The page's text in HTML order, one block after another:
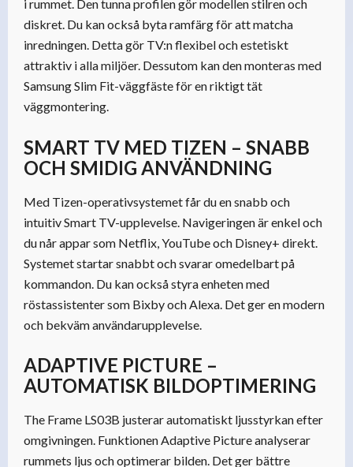
i rummet. Den tunna profilen gör modellen stilren och
diskret. Du kan också byta ramfärg för att matcha
inredningen. Detta gör TV:n flexibel och estetiskt
attraktiv i alla miljöer. Dessutom kan den monteras med
Samsung Slim Fit-väggfäste för en riktigt tät
väggmontering.
SMART TV MED TIZEN – SNABB
OCH SMIDIG ANVÄNDNING
Med Tizen-operativsystemet får du en snabb och
intuitiv Smart TV-upplevelse. Navigeringen är enkel och
du når appar som Netflix, YouTube och Disney+ direkt.
Systemet startar snabbt och svarar omedelbart på
kommandon. Du kan också styra enheten med
röstassistenter som Bixby och Alexa. Det ger en modern
och bekväm användarupplevelse.
ADAPTIVE PICTURE –
AUTOMATISK BILDOPTIMERING
The Frame LS03B justerar automatiskt ljusstyrkan efter
omgivningen. Funktionen Adaptive Picture analyserar
rummets ljus och optimerar bilden. Det ger bättre